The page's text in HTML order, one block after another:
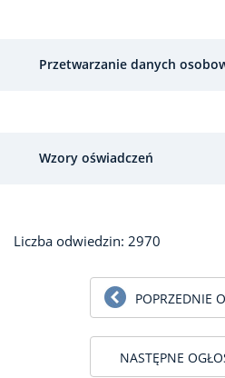
Przetwarzanie danych
Wzory oświadczeń
Liczba odwiedzin: 2970
POPRZEDNIE
NASTĘPNE